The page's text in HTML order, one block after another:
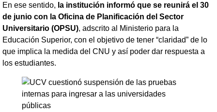
En ese sentido, la institución informó que se reunirá el 30
de junio con la Oficina de Planificación del Sector
Universitario (OPSU), adscrito al Ministerio para la
Educación Superior, con el objetivo de tener “claridad” de lo
que implica la medida del CNU y así poder dar respuesta a
los estudiantes.